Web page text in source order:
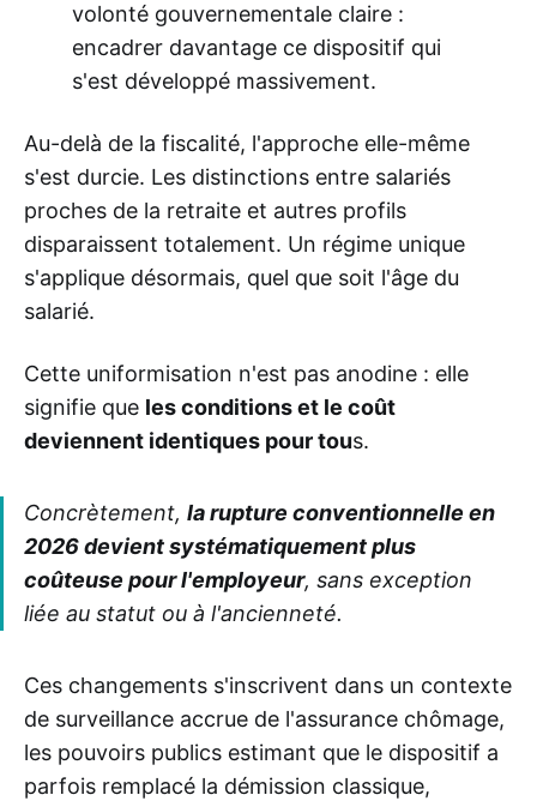
volonté gouvernementale claire :
encadrer davantage ce dispositif qui
s'est développé massivement.
Au-delà de la fiscalité, l'approche elle-même
s'est durcie. Les distinctions entre salariés
proches de la retraite et autres profils
disparaissent totalement. Un régime unique
s'applique désormais, quel que soit l'âge du
salarié.
Cette uniformisation n'est pas anodine : elle
signifie que les conditions et le coût
deviennent identiques pour tous.
Concrètement, la rupture conventionnelle en
2026 devient systématiquement plus
coûteuse pour l'employeur, sans exception
liée au statut ou à l'ancienneté.
Ces changements s'inscrivent dans un contexte
de surveillance accrue de l'assurance chômage,
les pouvoirs publics estimant que le dispositif a
parfois remplacé la démission classique,